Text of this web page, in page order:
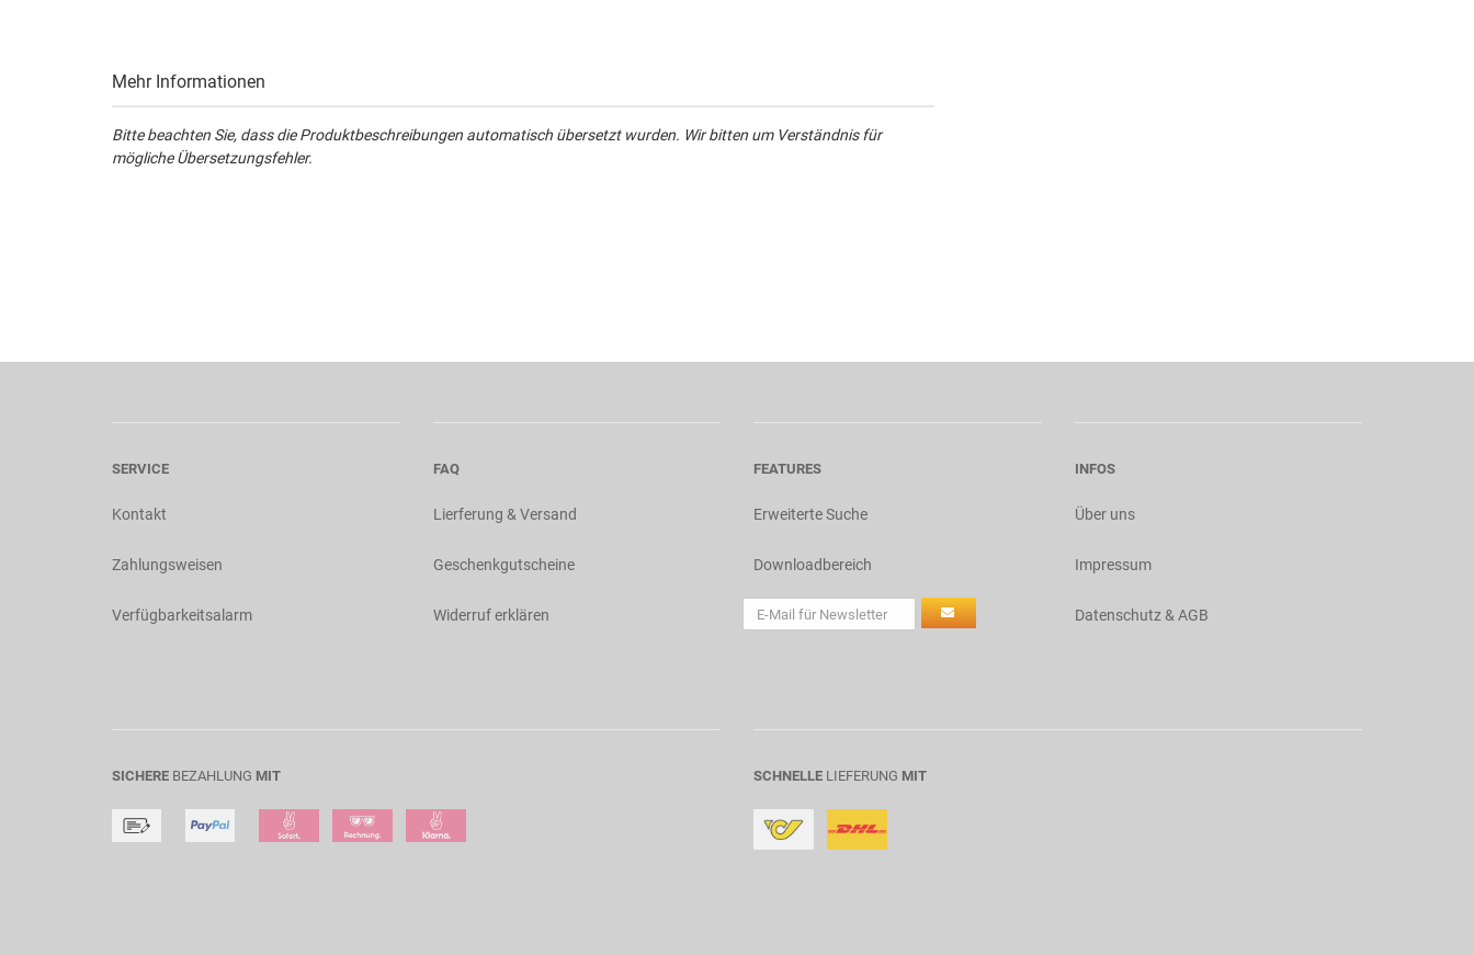
Mehr Informationen
Bitte beachten Sie, dass die Produktbeschreibungen automatisch übersetzt wurden. Wir bitten um Verständnis für
mögliche Übersetzungsfehler.
SERVICE
Kontakt
Zahlungsweisen
Verfügbarkeitsalarm
FAQ
Lierferung & Versand
Geschenkgutscheine
Widerruf erklären
FEATURES
Erweiterte Suche
Downloadbereich
INFOS
Über uns
Impressum
Datenschutz & AGB
SICHERE BEZAHLUNG MIT SCHNELLE LIEFERUNG MIT